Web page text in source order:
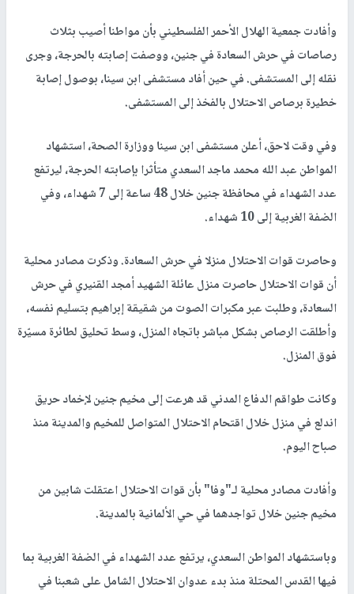
وأفادت جمعية الهلال الأحمر الفلسطيني بأن مواطنا أصيب بثلاث
رصاصات في حرش السعادة في جنين، ووصفت إصابته بالحرجة، وجرى
نقله إلى المستشفى. في حين أفاد مستشفى ابن سينا، بوصول إصابة
خطيرة برصاص الاحتلال بالفخذ إلى المستشفى.
وفي وقت لاحق، أعلن مستشفى ابن سينا ووزارة الصحة، استشهاد
المواطن عبد الله محمد ماجد السعدي متأثرا بإصابته الحرجة، ليرتفع
عدد الشهداء في محافظة جنين خلال 48 ساعة إلى 7 شهداء، وفي
الضفة الغربية إلى 10 شهداء.
وحاصرت قوات الاحتلال منزلا في حرش السعادة. وذكرت مصادر محلية
أن قوات الاحتلال حاصرت منزل عائلة الشهيد أمجد القنيري في حرش
السعادة، وطلبت عبر مكبرات الصوت من شقيقة إبراهيم بتسليم نفسه،
وأطلقت الرصاص بشكل مباشر باتجاه المنزل، وسط تحليق لطائرة مسيّرة
فوق المنزل.
وكانت طواقم الدفاع المدني قد هرعت إلى مخيم جنين لإخماد حريق
اندلع في منزل خلال اقتحام الاحتلال المتواصل للمخيم والمدينة منذ
صباح اليوم.
وأفادت مصادر محلية لـ"وفا" بأن قوات الاحتلال اعتقلت شابين من
مخيم جنين خلال تواجدهما في حي الألمانية بالمدينة.
وباستشهاد المواطن السعدي، يرتفع عدد الشهداء في الضفة الغربية بما
فيها القدس المحتلة منذ بدء عدوان الاحتلال الشامل على شعبنا في